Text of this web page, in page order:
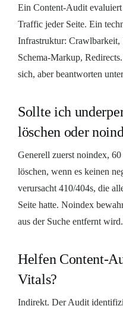
Ein Content-Audit
Traffic jeder Seite. Ein
Infrastruktur: Crawlbarkeit,
Schema-Markup,
sich, aber beantworten
Sollte ich
löschen oder
Generell zuerst noindex,
löschen, wenn es keinen
verursacht 410/404s, die
Seite hatte. Noindex
aus der Suche entfernt wird.
Helfen Content-
Vitals?
Indirekt. Der Audit